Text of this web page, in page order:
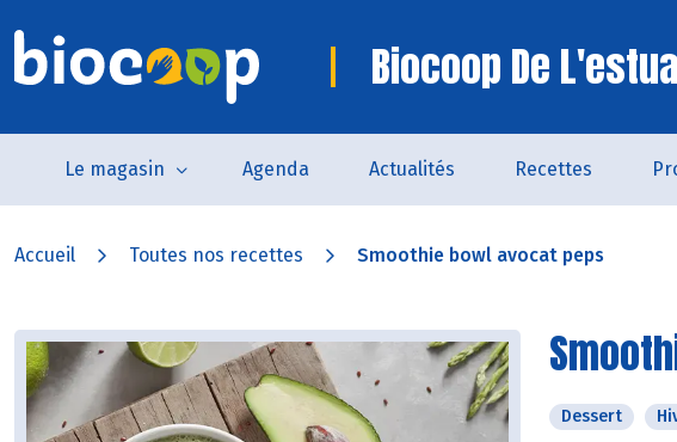
Biocoop De
Le magasin Agenda Actualités Recettes
Accueil Toutes nos recettes Smoothie bowl avocat peps
Dessert